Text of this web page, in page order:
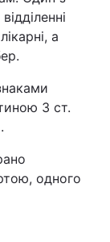
а
3 ст.
одного